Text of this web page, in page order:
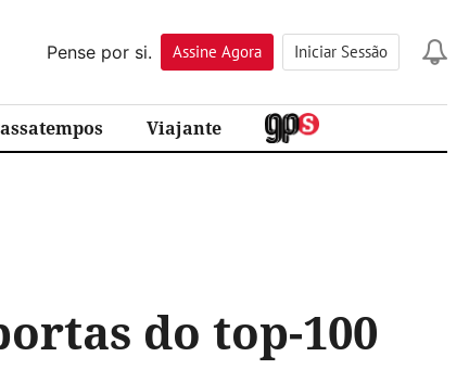
Pense por si.
Assine Agora Iniciar Sessão
Viajante
do top-100